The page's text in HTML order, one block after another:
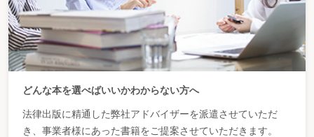
どんな本を選べばいいかわからない方へ
法律出版に精通した弊社アドバイザーを派遣させていただ
き、事業者様にあった書籍をご提案させていただきます。